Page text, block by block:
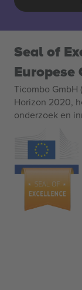
Seal of
Europese
Ticombo
Horizon 2020,
onderzoek en